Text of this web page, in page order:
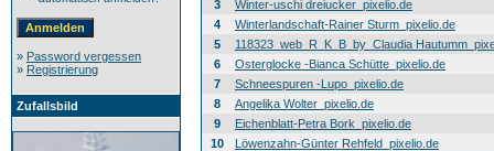
» Password vergessen
» Registrierung
Zufallsbild
3
Winter-uschi dreiucker_pixelio.de
4
Winterlandschaft-Rainer Sturm_pixelio.de
5
118323_web_R_K_B_by_Claudia
6
Osterglocke -Bianca Schütte_pixelio.de
7
Schneespuren -Lupo_pixelio.de
8
Angelika Wolter_pixelio.de
9
Eichenblatt-Petra Bork_pixelio.de
10
Löwenzahn-Günter Rehfeld_pixelio.de